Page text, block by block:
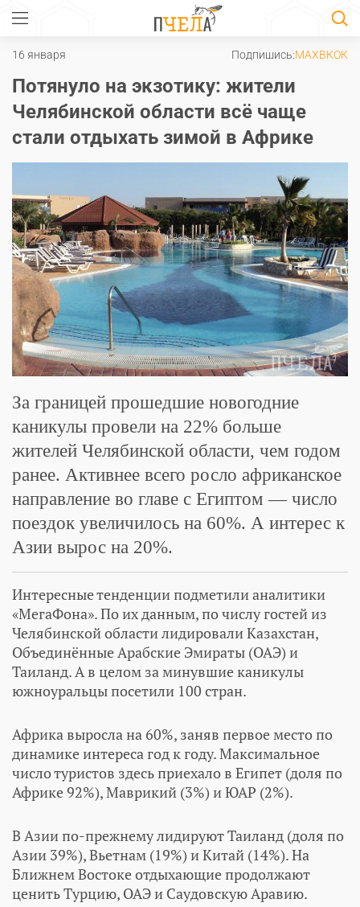
16 января Подпишись:MAXВКОК
Потянуло на экзотику: жители
Челябинской области всё чаще
стали отдыхать зимой в Африке
За границей прошедшие новогодние
каникулы провели на 22% больше
жителей Челябинской области, чем годом
ранее. Активнее всего росло африканское
направление во главе с Египтом — число
поездок увеличилось на 60%. А интерес к
Азии вырос на 20%.
Интересные тенденции подметили аналитики
«МегаФона». По их данным, по числу гостей из
Челябинской области лидировали Казахстан,
Объединённые Арабские Эмираты (ОАЭ) и
Таиланд. А в целом за минувшие каникулы
южноуральцы посетили 100 стран.
Африка выросла на 60%, заняв первое место по
динамике интереса год к году. Максимальное
число туристов здесь приехало в Египет (доля по
Африке 92%), Маврикий (3%) и ЮАР (2%).
В Азии по-прежнему лидируют Таиланд (доля по
Азии 39%), Вьетнам (19%) и Китай (14%). На
Ближнем Востоке отдыхающие продолжают
ценить Турцию, ОАЭ и Саудовскую Аравию.